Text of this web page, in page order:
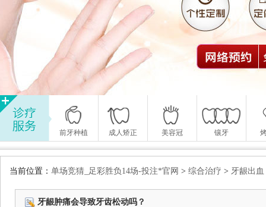
前牙种植 成人矫正 美容冠 镶牙
当前位置： 单场竞猜_足彩胜负14场-投注*官网 > 综合治疗 > 牙龈出血
牙龈肿痛会导致牙齿松动吗？